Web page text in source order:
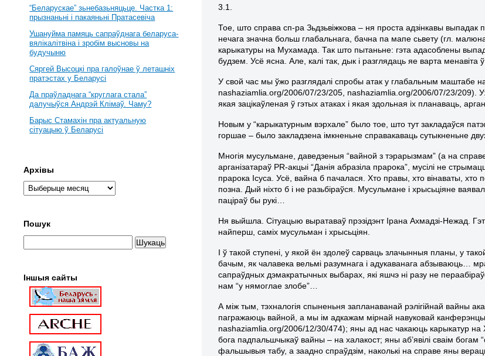
3.1.
Тое, што справа сп-ра Зьдзьвіжкова – ня проста адзінкавы
нечага значна больш глабальнага, бачна па мапе сьвету (гл.
карыкатуры на Мухамада. Так што пытаньне: гэта адасоблены
будзем. Усё ясна. Але, калі так, дык і разглядаць яе варта
У свой час мы ўжо разглядалі спробы атак у глабальным маштабе на
nashaziamlia.org/2006/07/23/205, nashaziamlia.org/2006/07/23/209).
якая зацікаўленая ў гэтых атаках і якая здольная іх планаваць,
Новым у “карыкатурным вэрхале” было тое, што тут закладаўся
горшае – было закладзена імкненьне справакаваць сутыкненьне двух
Многія мусульмане, даведзеныя “вайной з тэрарызмам” (а на
арганізатараў PR-акцыі “Данія абразіла прарока”, мусілі не
прарока Ісуса. Усё, вайна б пачалася. Хто правы, хто вінаваты,
позна. Дый ніхто б і не разьбіраўся. Мусульмане і хрысьціяне
паціраў бы рукі…
Ня выйшла. Сітуацыю выратаваў прэзідэнт Ірана Ахмадзі-Нежад.
найперш, саміх мусульман і хрысьціян.
І ў такой ступені, у якой ён здолеў сарваць злачынныя планы, у
бачым, як чалавека вельмі разумнага і адукаванага абзываюць…
сапраўдных дэмакратычных выбарах, які яшчэ ні разу не
нам “у нямоглае злобе”…
А між тым, тэхналогія спыненьня запланаванай рэлігійнай вайны
пагражаюць вайной, а мы ім адкажам мірнай навуковай
nashaziamlia.org/2006/12/30/474); яны ад нас чакаюць карыкатур на
бога падпальшчыкаў вайны – на халакост; яны аб’явілі сваім
фальшывыя табу, а заадно спраўдзім, наколькі на справе яны
“Беларускае” зьнебазьняцьце. Частка 1:
прызнаньні і пакаяньні Пратасевіча
Ушануйма памяць сапраўднага беларуса-
вялікалітвіна і зробім высновы на
будучыню
Сяргей Высоцкі пра галоўнае ў леташніх
пратэстах у Беларусі
Да праўладнага “круглага стала”
далучыўся Андрэй Клімаў. Чаму?
Барыс Стамахін пра актуальную
сітуацыю ў Беларусі
Архівы
Пошук
Іншыя сайты